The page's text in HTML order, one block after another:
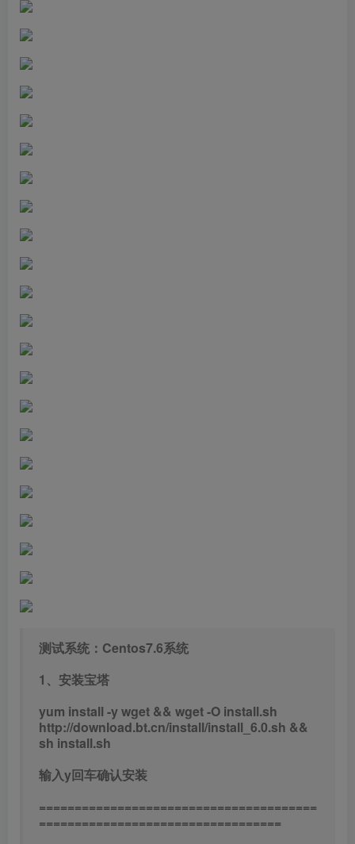
测试系统：Centos7.6系统
1、安装宝塔
yum install -y wget && wget -O install.sh
http://download.bt.cn/install/install_6.0.sh &&
sh install.sh
输入y回车确认安装
=======================================
==================================